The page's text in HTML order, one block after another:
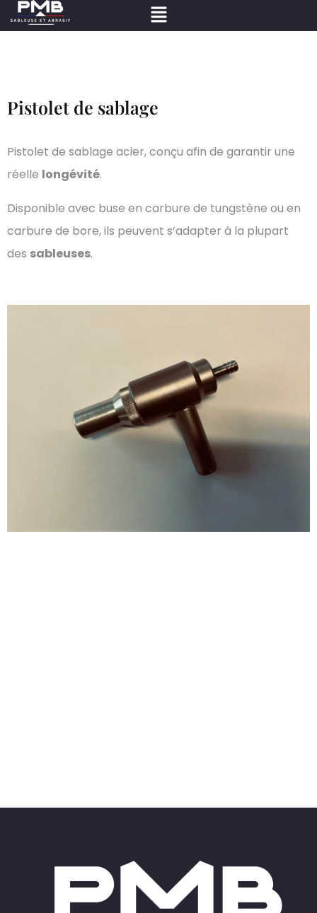
Pistolet de sablage
Pistolet de sablage acier, conçu afin de garantir une
réelle longévité.
Disponible avec buse en carbure de tungstène ou en
carbure de bore, ils peuvent s’adapter à la plupart
des sableuses.
APPELEZ-NOUS !